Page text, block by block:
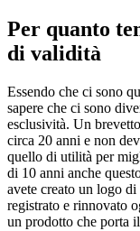
Per quanto
di validità
Essendo che ci sono
sapere che ci sono
esclusività. Un
circa 20 anni e non
quello di utilità per
di 10 anni anche
avete creato un logo
registrato e rinnovato
un prodotto che porta